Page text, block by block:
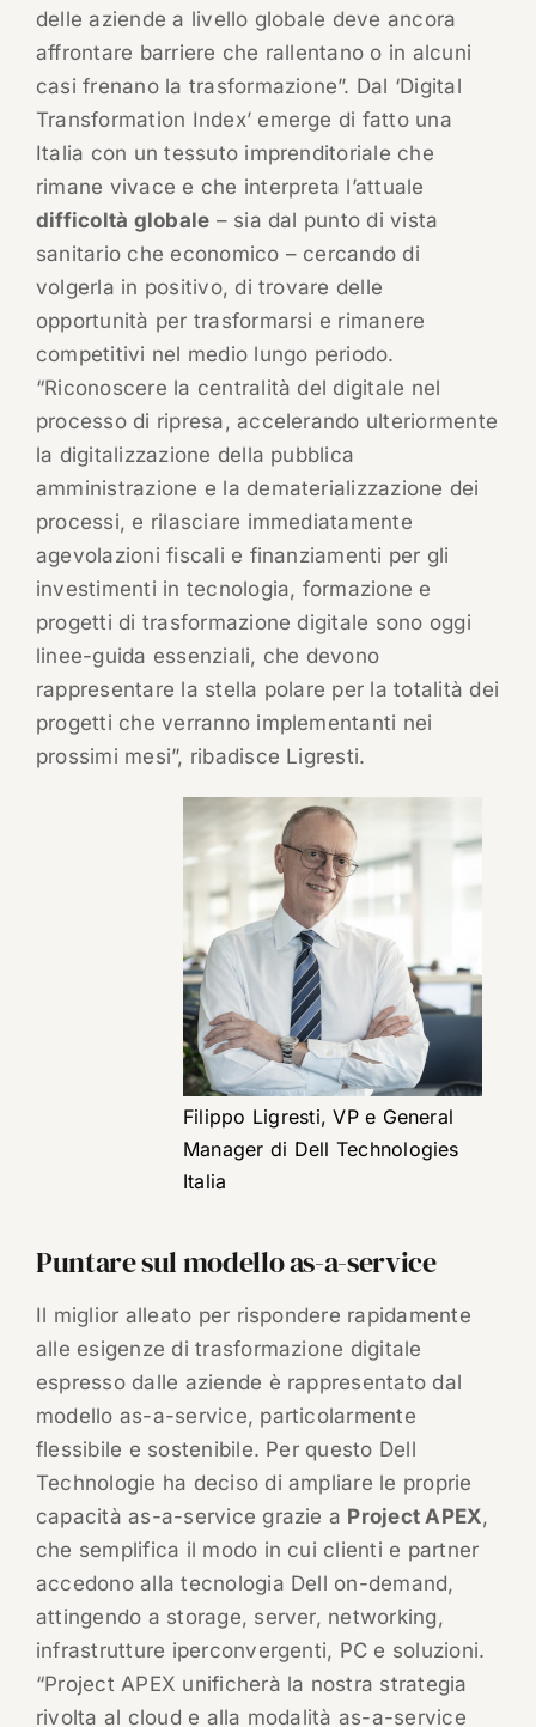
delle aziende a livello globale deve ancora
affrontare barriere che rallentano o in alcuni
casi frenano la trasformazione”. Dal ‘Digital
Transformation Index’ emerge di fatto una
Italia con un tessuto imprenditoriale che
rimane vivace e che interpreta l’attuale
difficoltà globale – sia dal punto di vista
sanitario che economico – cercando di
volgerla in positivo, di trovare delle
opportunità per trasformarsi e rimanere
competitivi nel medio lungo periodo.
“Riconoscere la centralità del digitale nel
processo di ripresa, accelerando ulteriormente
la digitalizzazione della pubblica
amministrazione e la dematerializzazione dei
processi, e rilasciare immediatamente
agevolazioni fiscali e finanziamenti per gli
investimenti in tecnologia, formazione e
progetti di trasformazione digitale sono oggi
linee-guida essenziali, che devono
rappresentare la stella polare per la totalità dei
progetti che verranno implementanti nei
prossimi mesi”, ribadisce Ligresti.
Filippo Ligresti, VP e General
Manager di Dell Technologies
Italia
Puntare sul modello as-a-service
Il miglior alleato per rispondere rapidamente
alle esigenze di trasformazione digitale
espresso dalle aziende è rappresentato dal
modello as-a-service, particolarmente
flessibile e sostenibile. Per questo Dell
Technologie ha deciso di ampliare le proprie
capacità as-a-service grazie a Project APEX,
che semplifica il modo in cui clienti e partner
accedono alla tecnologia Dell on-demand,
attingendo a storage, server, networking,
infrastrutture iperconvergenti, PC e soluzioni.
“Project APEX unificherà la nostra strategia
rivolta al cloud e alla modalità as-a-service